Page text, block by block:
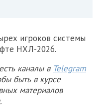
игроков системы
НХЛ-2026.
каналы в Telegram
быть в курсе
материалов